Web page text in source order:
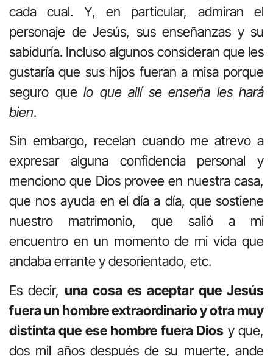
cada cual. Y, en particular, admiran el
personaje de Jesús, sus enseñanzas y su
sabiduría. Incluso algunos consideran que les
gustaría que sus hijos fueran a misa porque
seguro que lo que allí se enseña les hará
bien.
Sin embargo, recelan cuando me atrevo a
expresar alguna confidencia personal y
menciono que Dios provee en nuestra casa,
que nos ayuda en el día a día, que sostiene
nuestro matrimonio, que salió a mi
encuentro en un momento de mi vida que
andaba errante y desorientado, etc.
Es decir, una cosa es aceptar que Jesús
fuera un hombre extraordinario y otra muy
distinta que ese hombre fuera Dios y que,
dos mil años después de su muerte, ande